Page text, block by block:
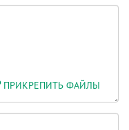
ПРИКРЕПИТЬ ФАЙЛЫ